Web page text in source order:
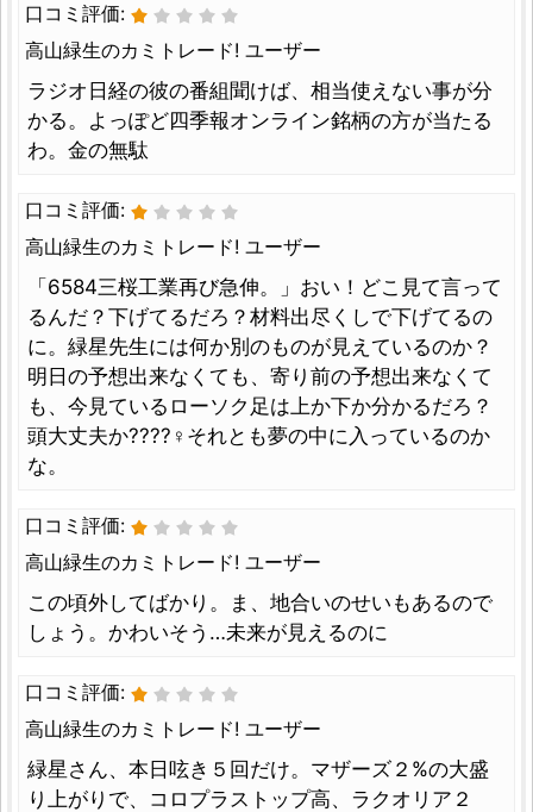
口コミ評価:
高山緑生のカミトレード! ユーザー
ラジオ日経の彼の番組聞けば、相当使えない事が分
かる。よっぽど四季報オンライン銘柄の方が当たる
わ。金の無駄
口コミ評価:
高山緑生のカミトレード! ユーザー
「6584三桜工業再び急伸。」おい！どこ見て言って
るんだ？下げてるだろ？材料出尽くしで下げてるの
に。緑星先生には何か別のものが見えているのか？
明日の予想出来なくても、寄り前の予想出来なくて
も、今見ているローソク足は上か下か分かるだろ？
頭大丈夫か????‍♀️それとも夢の中に入っているのか
な。
口コミ評価:
高山緑生のカミトレード! ユーザー
この頃外してばかり。ま、地合いのせいもあるので
しょう。かわいそう…未来が見えるのに
口コミ評価:
高山緑生のカミトレード! ユーザー
緑星さん、本日呟き５回だけ。マザーズ２%の大盛
り上がりで、コロプラストップ高、ラクオリア２